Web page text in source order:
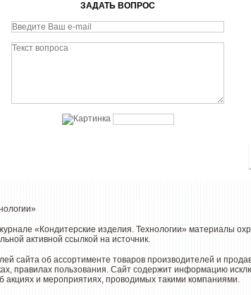
ЗАДАТЬ ВОПРОС
«Кондитерские изделия. Технологии» материалы
активной ссылкой на источник.
сайта об ассортименте товаров производителей и
правилах пользования. Сайт содержит информацию
и мероприятиях, проводимых такими компаниями.